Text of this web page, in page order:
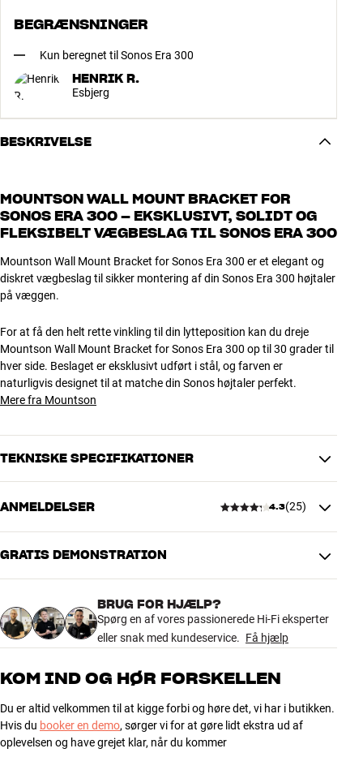
BEGRÆNSNINGER
Kun beregnet til Sonos Era 300
HENRIK R.
Esbjerg
BESKRIVELSE
MOUNTSON WALL MOUNT BRACKET FOR
SONOS ERA 300 – EKSKLUSIVT, SOLIDT OG
FLEKSIBELT VÆGBESLAG TIL SONOS ERA 300
Mountson Wall Mount Bracket for Sonos Era 300 er et elegant og
diskret vægbeslag til sikker montering af din Sonos Era 300 højtaler
på væggen.
For at få den helt rette vinkling til din lytteposition kan du dreje
Mountson Wall Mount Bracket for Sonos Era 300 op til 30 grader til
hver side. Beslaget er eksklusivt udført i stål, og farven er
naturligvis designet til at matche din Sonos højtaler perfekt.
Mere fra Mountson
TEKNISKE SPECIFIKATIONER
YDELSE
Forlængerkabel inkluderet
Nej
Vandret drejbar
Farve
Sort
Vægt (kg)
1
Mål (emballage)
17 x 11 x 21 cm (bredde x højde x
Mål (produkt)
9,2 x 18,6 x 14,5 cm (bredde x
højde x dybde)
ANMELDELSER 4.3(25)
4.3
25 anmeldelser
3 3
2
GRATIS DEMONSTRATION
BRUG FOR HJÆLP?
Spørg en af vores passionerede Hi-Fi eksperter
eller snak med kundeservice. Få hjælp
KOM IND OG HØR FORSKELLEN
Du er altid velkommen til at kigge forbi og høre det, vi har i butikken.
Hvis du booker en demo, sørger vi for at gøre lidt ekstra ud af
oplevelsen og have grejet klar, når du kommer